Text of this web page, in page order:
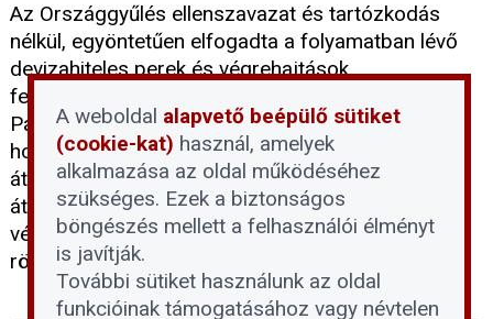
Az Országgyűlés ellenszavazat és tartózkodás
nélkül, egyöntetűen elfogadta a folyamatban lévő
devizahiteles perek és végrehajtások
felfüggesztéséről szóló törvényjavaslatot. A Tisza
Párt képviselői által benyújtott szabályozás célja,
hogy időt biztosítson a devizahiteles törvények
átfogó felülvizsgálatára és a végrehajtói rendszer
átalakítására. Az új intézkedések a devizaadósok
védelmét szolgálják, és a jogszabály kivételeket is
rögzít, amelyekre a halasztás nem vonatkozik.
A weboldal alapvető beépülő sütiket
(cookie-kat) használ, amelyek
alkalmazása az oldal működéséhez
szükséges. Ezek a biztonságos
böngészés mellett a felhasználói élményt
is javítják.
További sütiket használunk az oldal
funkcióinak támogatásához vagy névtelen